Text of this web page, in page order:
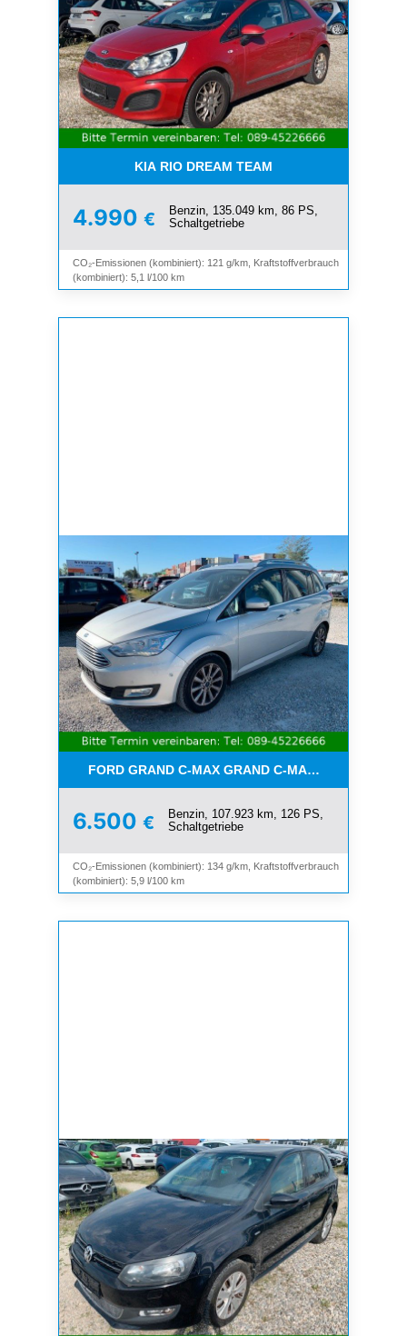
KIA RIO DREAM TEAM
4.990 €
Benzin, 135.049 km, 86 PS,
Schaltgetriebe
CO₂-Emissionen (kombiniert): 121 g/km, Kraftstoffverbrauch
(kombiniert): 5,1 l/100 km
FORD GRAND C-MAX GRAND C-MAX TITANIUM*7-
6.500 €
Benzin, 107.923 km, 126 PS,
Schaltgetriebe
CO₂-Emissionen (kombiniert): 134 g/km, Kraftstoffverbrauch
(kombiniert): 5,9 l/100 km